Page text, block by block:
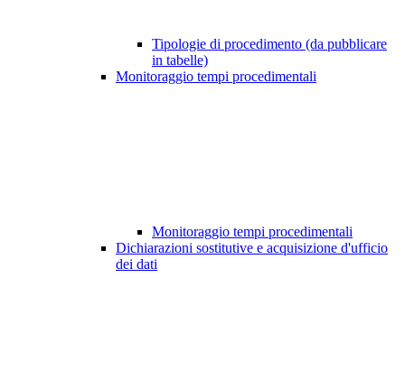
Tipologie di procedimento (da pubblicare
in tabelle)
Monitoraggio tempi procedimentali
Monitoraggio tempi procedimentali
Dichiarazioni sostitutive e acquisizione d'ufficio
dei dati